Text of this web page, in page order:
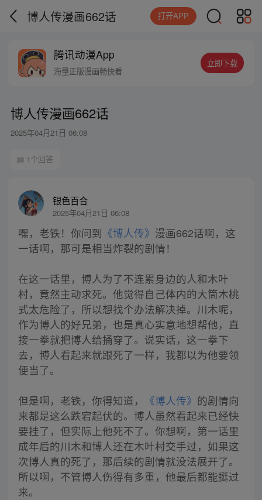
博人传漫画662话 打开APP
腾讯动漫App
海量正版漫画畅快看
立即下载
博人传漫画662话
2025年04月21日 06:08
1个回答
银色百合
2025年04月21日 06:08
嘿，老铁！你问到 《博人传》 漫画662话啊，这
一话啊，那可是相当炸裂的剧情！
在这一话里，博人为了不连累身边的人和木叶
村，竟然主动求死。他觉得自己体内的大筒木桃
式太危险了，所以想找个办法解决掉。川木呢，
作为博人的好兄弟，也是真心实意地想帮他，直
接一拳就把博人给捅穿了。说实话，这一拳下
去，博人看起来就跟死了一样，我都以为他要领
便当了。
但是啊，老铁，你得知道， 《博人传》 的剧情向
来都是这么跌宕起伏的。博人虽然看起来已经快
要挂了，但实际上他死不了。你想啊，第一话里
成年后的川木和博人还在木叶村交手过，如果这
次博人真的死了，那后续的剧情就没法展开了。
所以啊，不管博人伤得有多重，他最后都能挺过
来。